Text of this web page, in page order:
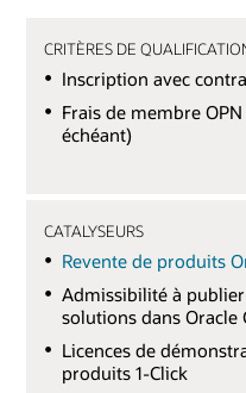
CRITÈRES DE
Inscription avec
Frais de membre
échéant)
CATALYSEURS
Revente de produits
Admissibilité à
solutions dans Oracle
Licences de
produits 1-Click